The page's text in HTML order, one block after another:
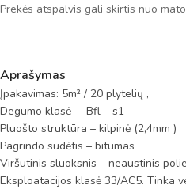
Prekės atspalvis gali skirtis nuo
Aprašymas
Įpakavimas: 5m² / 20 plytelių ,
Degumo klasė – Bfl – s1
Pluošto struktūra – kilpinė (2,4mm )
Pagrindo sudėtis – bitumas
Viršutinis sluoksnis – neaustinis
Eksploatacijos klasė 33/AC5. Tinka